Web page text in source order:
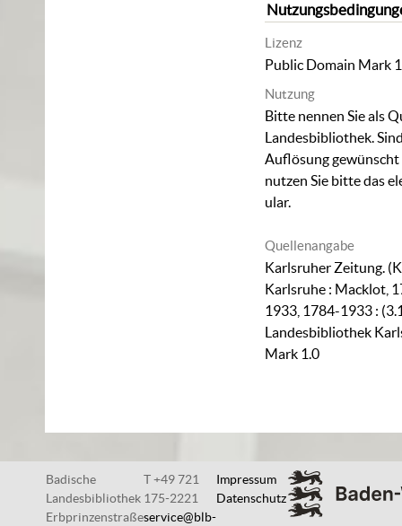
Lizenz
Public Domain Mark
Nutzung
Bitte nennen Sie als
Landesbibliothek.
Auflösung
nutzen Sie bitte das
ular.
Quellenangabe
Karlsruher Zeitung.
Karlsruhe : Macklot,
1933, 1784-1933 :
Landesbibliothek
Mark 1.0
Badische
Landesbibliothek
Erbprinzenstraße
T +49 721
175-2221
service@blb-
Impressum
Datenschutz